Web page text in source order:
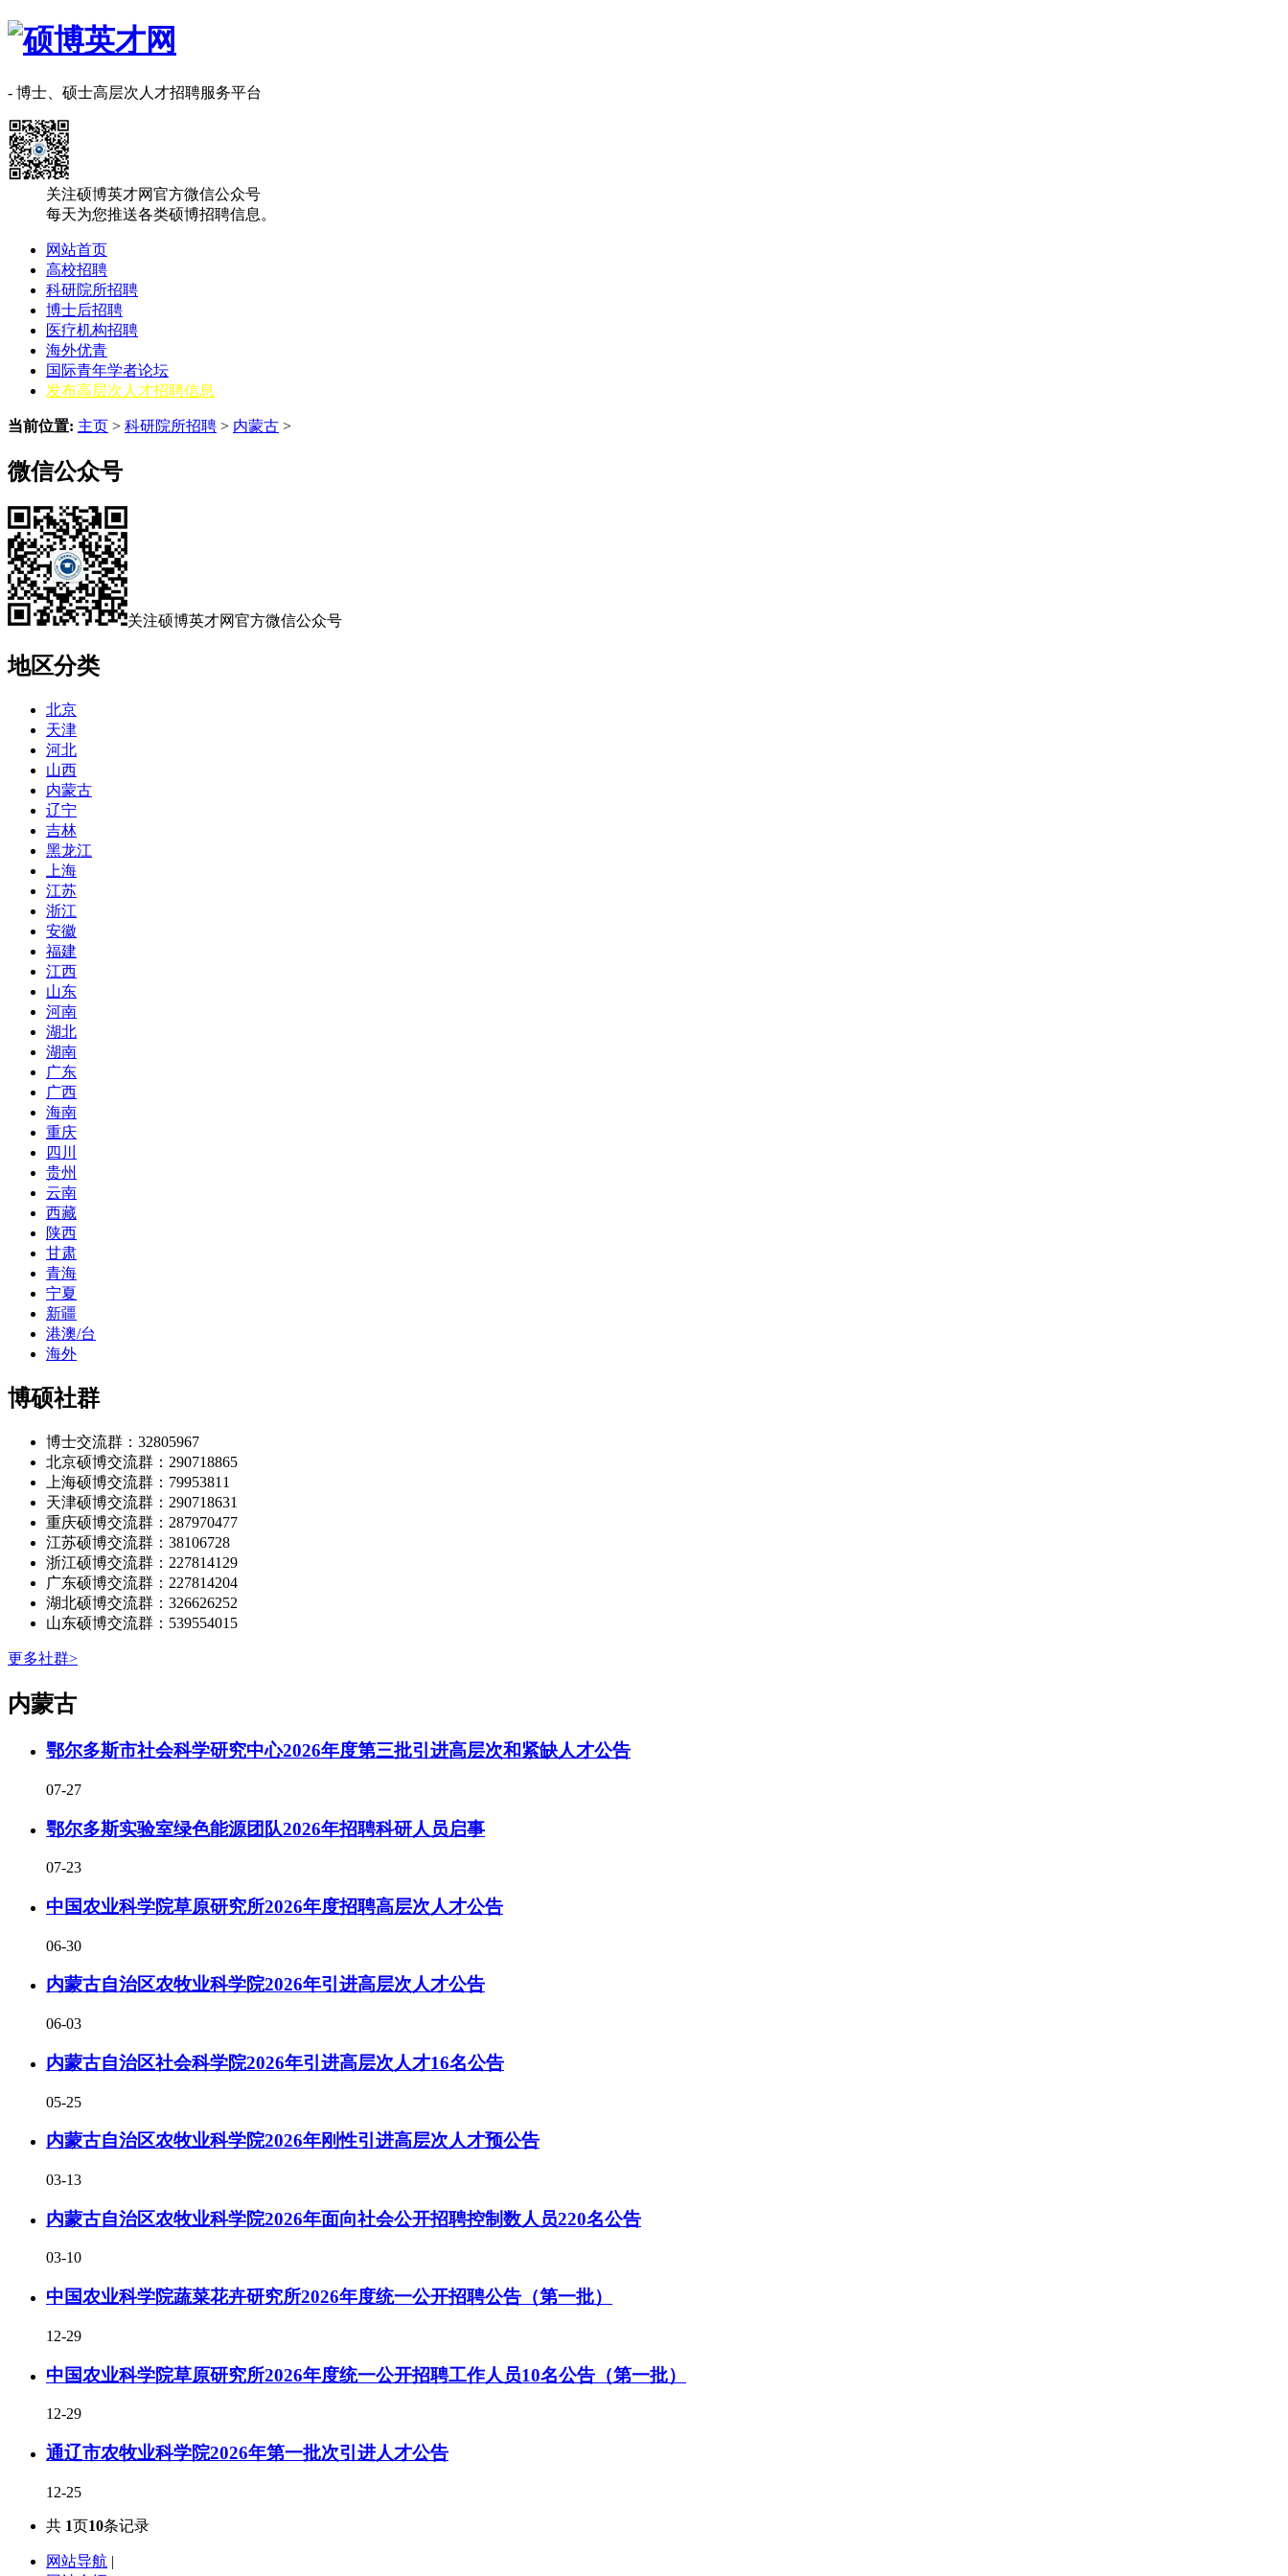
- 博士、硕士高层次人才招聘服务平台
关注硕博英才网官方微信公众号
每天为您推送各类硕博招聘信息。
网站首页
高校招聘
科研院所招聘
博士后招聘
医疗机构招聘
海外优青
国际青年学者论坛
发布高层次人才招聘信息
当前位置: 主页 > 科研院所招聘 > ‌‌内蒙古 >
微信公众号
关注硕博英才网官方微信公众号
地区分类
北京
天津
河北
山西
内蒙古
辽宁
吉林
黑龙江
上海
江苏
浙江
安徽
福建
江西
山东
河南
湖北
湖南
广东
广西
海南
重庆
四川
贵州
云南
西藏
陕西
甘肃
青海
宁夏
新疆
港澳/台
海外
博硕社群
博士交流群：32805967
北京硕博交流群：290718865
上海硕博交流群：79953811
天津硕博交流群：290718631
重庆硕博交流群：287970477
江苏硕博交流群：38106728
浙江硕博交流群：227814129
广东硕博交流群：227814204
湖北硕博交流群：326626252
山东硕博交流群：539554015
更多社群>
‌‌内蒙古
鄂尔多斯市社会科学研究中心2026年度第三批引进高层次和紧缺人才公告
07-27
鄂尔多斯实验室绿色能源团队2026年招聘科研人员启事
07-23
中国农业科学院草原研究所2026年度招聘高层次人才公告
06-30
内蒙古自治区农牧业科学院2026年引进高层次人才公告
06-03
内蒙古自治区社会科学院2026年引进高层次人才16名公告
05-25
内蒙古自治区农牧业科学院2026年刚性引进高层次人才预公告
03-13
内蒙古自治区农牧业科学院2026年面向社会公开招聘控制数人员220名公告
03-10
中国农业科学院蔬菜花卉研究所2026年度统一公开招聘公告（第一批）
12-29
中国农业科学院草原研究所2026年度统一公开招聘工作人员10名公告（第一批）
12-29
通辽市农牧业科学院2026年第一批次引进人才公告
12-25
共 1页10条记录
网站导航 |